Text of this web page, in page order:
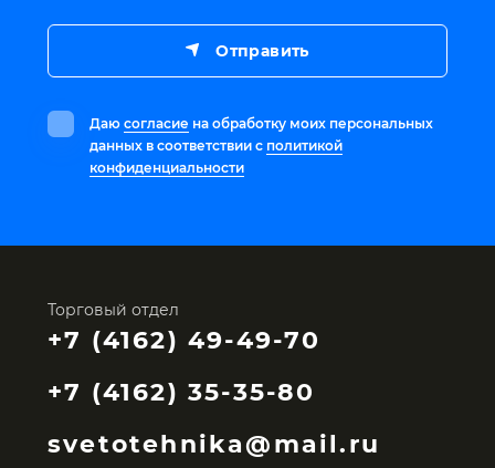
Даю согласие на обработку моих персональных
данных в соответствии с политикой
конфиденциальности
Отправить
Торговый отдел
+7 (4162) 49-49-70
+7 (4162) 35-35-80
svetotehnika@mail.ru